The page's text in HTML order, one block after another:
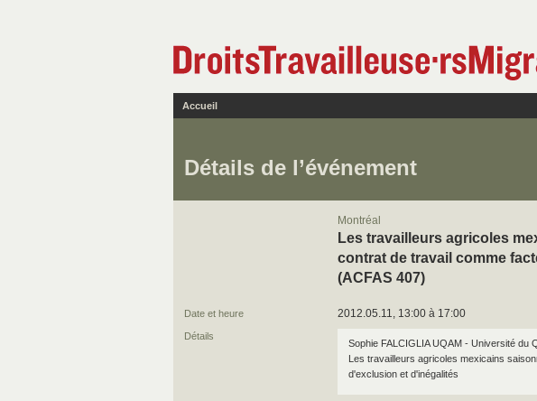
Accueil
Détails de l’événement
Montréal
Les travailleurs agricoles
contrat de travail comme
(ACFAS 407)
Date et heure 2012.05.11, 13:00 à 17:00
Détails
Sophie FALCIGLIA UQAM - Université du
Les travailleurs agricoles mexicains
d'exclusion et d'inégalités